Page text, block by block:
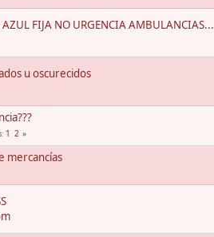
FIJA NO URGENCIA AMBULANCIAS...
u oscurecidos
1 2
mercancías